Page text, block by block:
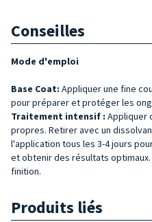
Conseilles
Mode d'emploi
Base Coat: Appliquer une fine
pour préparer et protéger les
Traitement intensif : Appliquer
propres. Retirer avec un
l'application tous les 3-4 jours
et obtenir des résultats
finition.
Produits liés